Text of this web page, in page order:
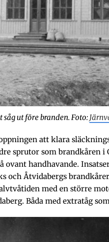
såg ut före branden. Foto:
att klara
sprutor som brandkåren i
ovant handhavande.
och Åtvidabergs
med en större
Båda med extratåg